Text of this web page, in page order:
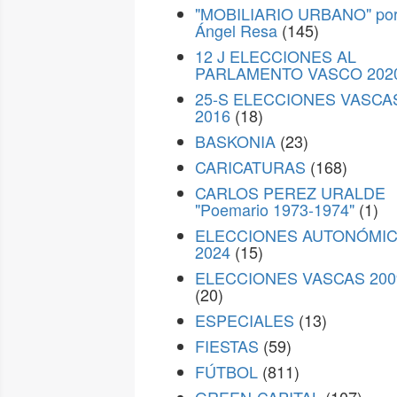
"MOBILIARIO URBANO"
Ángel Resa (145)
12 J ELECCIONES AL
PARLAMENTO VASCO
25-S ELECCIONES
2016 (18)
BASKONIA (23)
CARICATURAS (168)
CARLOS PEREZ URALDE
"Poemario 1973-1974" (1)
ELECCIONES
2024 (15)
ELECCIONES VASCAS
(20)
ESPECIALES (13)
FIESTAS (59)
FÚTBOL (811)